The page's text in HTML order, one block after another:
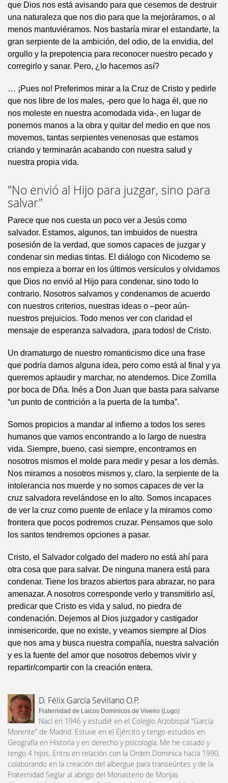
que Dios nos está avisando para que cesemos de destruir
una naturaleza que nos dio para que la mejoráramos, o al
menos mantuviéramos. Nos bastaría mirar el estandarte, la
gran serpiente de la ambición, del odio, de la envidia, del
orgullo y la prepotencia para reconocer nuestro pecado y
corregirlo y sanar. Pero, ¿lo hacemos así?
… ¡Pues no! Preferimos mirar a la Cruz de Cristo y pedirle
que nos libre de los males, -pero que lo haga él, que no
nos moleste en nuestra acomodada vida-, en lugar de
ponernos manos a la obra y quitar del medio en que nos
movemos, tantas serpientes venenosas que estamos
criando y terminarán acabando con nuestra salud y
nuestra propia vida.
"No envió al Hijo para juzgar, sino para
salvar"
Parece que nos cuesta un poco ver a Jesús como
salvador. Estamos, algunos, tan imbuidos de nuestra
posesión de la verdad, que somos capaces de juzgar y
condenar sin medias tintas. El diálogo con Nicodemo se
nos empieza a borrar en los últimos versículos y olvidamos
que Dios no envió al Hijo para condenar, sino todo lo
contrario. Nosotros salvamos y condenamos de acuerdo
con nuestros criterios, nuestras ideas o –peor aún-
nuestros prejuicios. Todo menos ver con claridad el
mensaje de esperanza salvadora, ¡para todos! de Cristo.
Un dramaturgo de nuestro romanticismo dice una frase
que podría darnos alguna idea, pero como está al final y ya
queremos aplaudir y marchar, no atendemos. Dice Zorrilla
por boca de Dña. Inés a Don Juan que basta para salvarse
“un punto de contrición a la puerta de la tumba”.
Somos propicios a mandar al infierno a todos los seres
humanos que vamos encontrando a lo largo de nuestra
vida. Siempre, bueno, casi siempre, encontramos en
nosotros mismos el molde para medir y pesar a los demás.
Nos miramos a nosotros mismos y, claro, la serpiente de la
intolerancia nos muerde y no somos capaces de ver la
cruz salvadora revelándose en lo alto. Somos incapaces
de ver la cruz como puente de enlace y la miramos como
frontera que pocos podremos cruzar. Pensamos que solo
los santos tendremos opciones a pasar.
Cristo, el Salvador colgado del madero no está ahí para
otra cosa que para salvar. De ninguna manera está para
condenar. Tiene los brazos abiertos para abrazar, no para
amenazar. A nosotros corresponde verlo y transmitirlo así,
predicar que Cristo es vida y salud, no piedra de
condenación. Dejemos al Dios juzgador y castigador
inmisericorde, que no existe, y veamos siempre al Dios
que nos ama y busca nuestra compañía, nuestra salvación
y es la fuente del amor que nosotros debemos vivir y
repartir/compartir con la creación entera.
D. Félix García Sevillano O.P.
Fraternidad de Laicos Dominicos de Viveiro (Lugo)
Nací en 1946 y estudié en el Colegio Arzobispal “García
Morente” de Madrid. Estuve en el Ejército y tengo estudios en
Geografía en Historia y en derecho y psicología. Me he casado y
tengo 4 hijos. Entro en relación con la Orden Dominica hacia 1990,
colaborando en la creación del albergue para transeúntes y de la
Fraternidad Seglar al abrigo del Monasterio de Monjas